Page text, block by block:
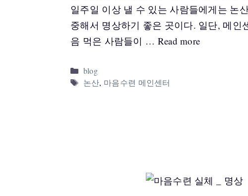
일주일 이상 낼 수 있는 사람들에게는 논
중해서 명상하기 좋은 곳이다. 일단, 메인
음 먹은 사람들이 … Read more
Categories
blog
Tags
논산, 마음수련 메인센터